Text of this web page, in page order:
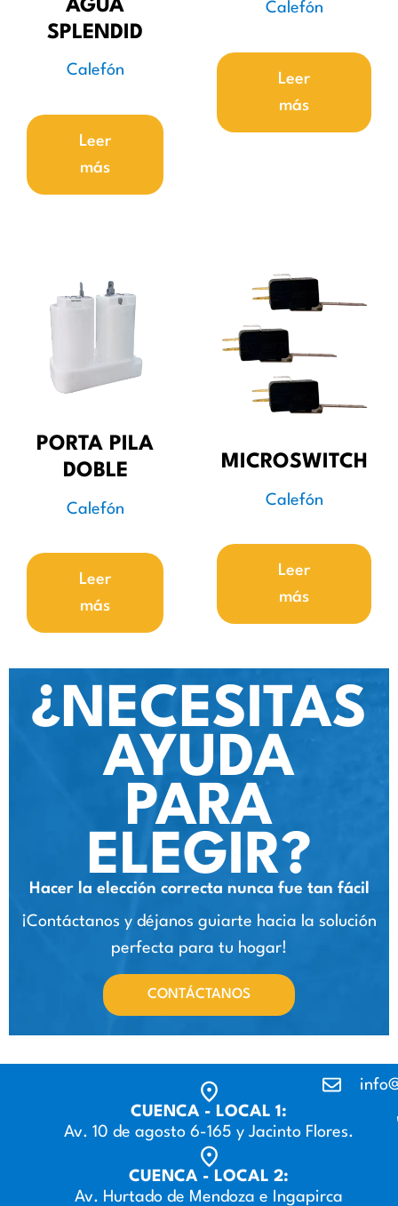
AGUA
SPLENDID
Calefón
Leer
más
Calefón
Leer
más
PORTA PILA
DOBLE
Calefón
Leer
más
MICROSWITCH
Calefón
Leer
más
¿NECESITAS
AYUDA
PARA
ELEGIR?
Hacer la elección correcta nunca fue tan fácil
¡Contáctanos y déjanos guiarte hacia la solución
perfecta para tu hogar!
CONTÁCTANOS
CUENCA - LOCAL 1:
Av. 10 de agosto 6-165 y Jacinto Flores.
CUENCA - LOCAL 2:
Av. Hurtado de Mendoza e Ingapirca